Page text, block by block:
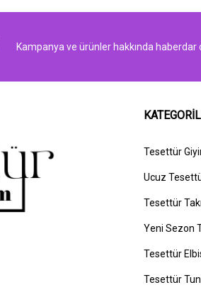
Kampanya ve ürünler hakkında haberdar
Tesettür
Ucuz
Tesettür
Yeni Sezon
Tesettür
Tesettür